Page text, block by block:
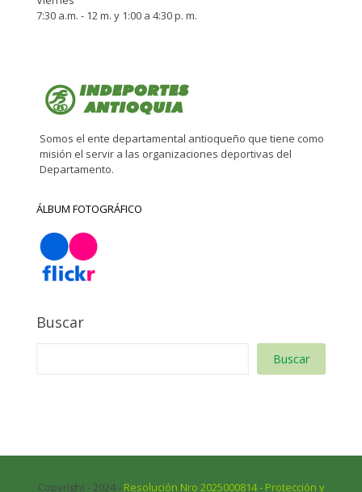
7:30 a.m. - 12 m. y 1:00 a 4:30 p. m.
Somos el ente departamental antioqueño que tiene como
misión el servir a las organizaciones deportivas del
Departamento.
ÁLBUM FOTOGRÁFICO
Buscar
Buscar
Copyright - 2024 - Resolución Nro 2025000814 - Protección y